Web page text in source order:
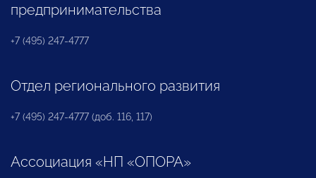
предпринимательства
+7 (495) 247-4777
Отдел регионального развития
+7 (495) 247-4777 (доб. 116, 117)
Ассоциация «НП «ОПОРА»